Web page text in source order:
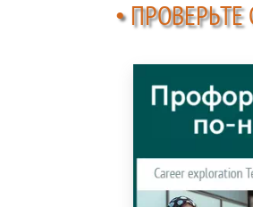
• ПРОВЕРЬТЕ